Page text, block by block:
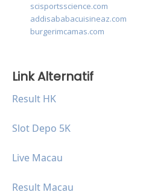
scisportsscience.com
addisababacuisineaz.com
burgerimcamas.com
Link Alternatif
Result HK
Slot Depo 5K
Live Macau
Result Macau